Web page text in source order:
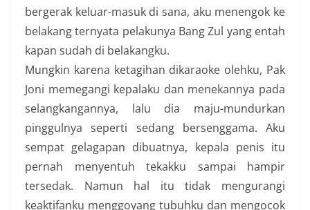
bergerak keluar-masuk di sana, aku menengok ke
belakang ternyata pelakunya Bang Zul yang entah
kapan sudah di belakangku.
Mungkin karena ketagihan dikaraoke olehku, Pak
Joni memegangi kepalaku dan menekannya pada
selangkangannya, lalu dia maju-mundurkan
pinggulnya seperti sedang bersenggama. Aku
sempat gelagapan dibuatnya, kepala penis itu
pernah menyentuh tekakku sampai hampir
tersedak. Namun hal itu tidak mengurangi
keaktifanku menggoyang tubuhku dan mengocok